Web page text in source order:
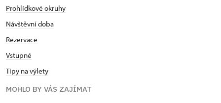
Prohlídkové okruhy
Návštěvní doba
Rezervace
Vstupné
Tipy na výlety
MOHLO BY VÁS ZAJÍMAT